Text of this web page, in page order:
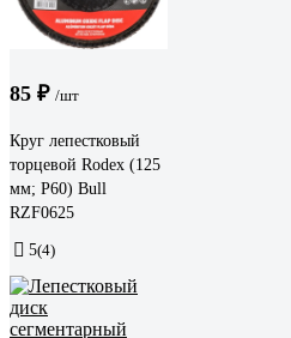
85 ₽ /шт
Круг лепестковый
торцевой Rodex (125
мм; P60) Bull
RZF0625
5(4)